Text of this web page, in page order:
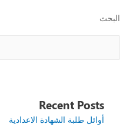
البحث
Recent Posts
أوائل طلبة الشهادة الاعدادية